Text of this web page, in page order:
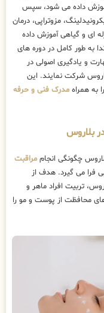
داده می شود، سپس
مزوتراپی، درمان
ای و گیاهی آموزش داده
به طور کامل در دوره های
و یادگیری اصولی در
شرکت نمایند. این
را به همراه مدرک فنی و حرفه
بلاروس
چگونگی انجام مراقبت
فرا می گیرد. هدف از
تربیت افراد ماهر و
محافظت از پوست و مو را